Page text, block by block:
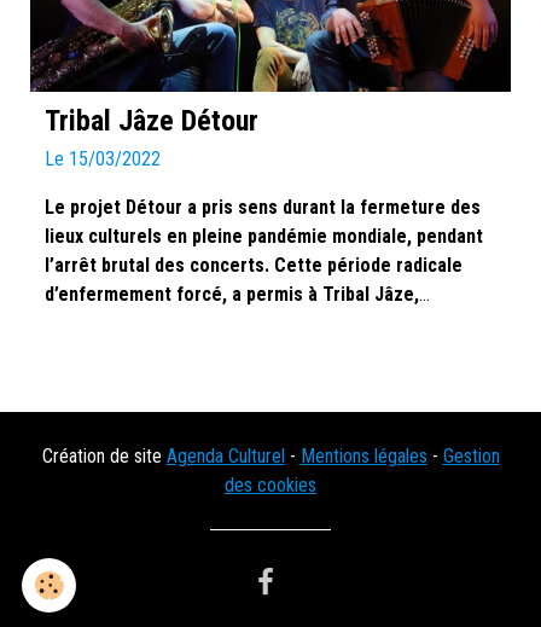
Tribal Jâze Détour
Le 15/03/2022
Le projet Détour a pris sens durant la fermeture des
lieux culturels en pleine pandémie mondiale, pendant
l’arrêt brutal des concerts. Cette période radicale
d’enfermement forcé, a permis à Tribal Jâze,
Création de site Agenda Culturel- Mentions légales - Gestion
des cookies